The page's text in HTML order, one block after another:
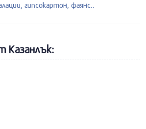
гипсокартон, фаянс..
Казанлък: